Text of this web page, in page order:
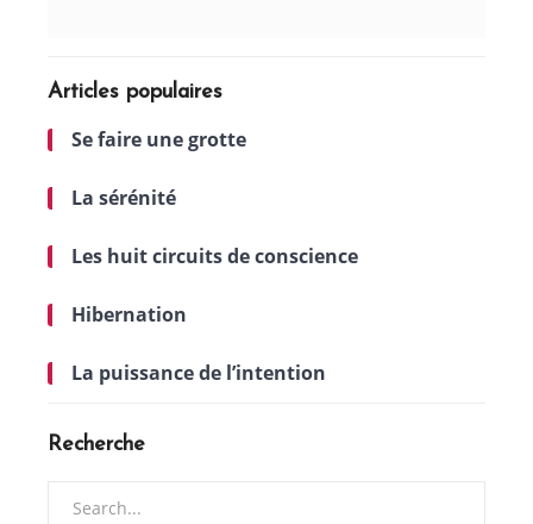
Articles populaires
Se faire une grotte
La sérénité
Les huit circuits de conscience
Hibernation
La puissance de l’intention
Recherche